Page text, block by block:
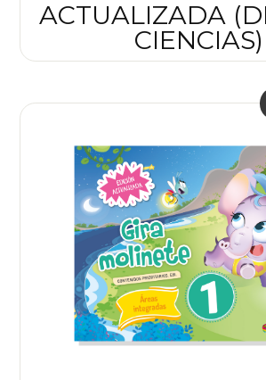
ACTUALIZADA
CIENCIAS)